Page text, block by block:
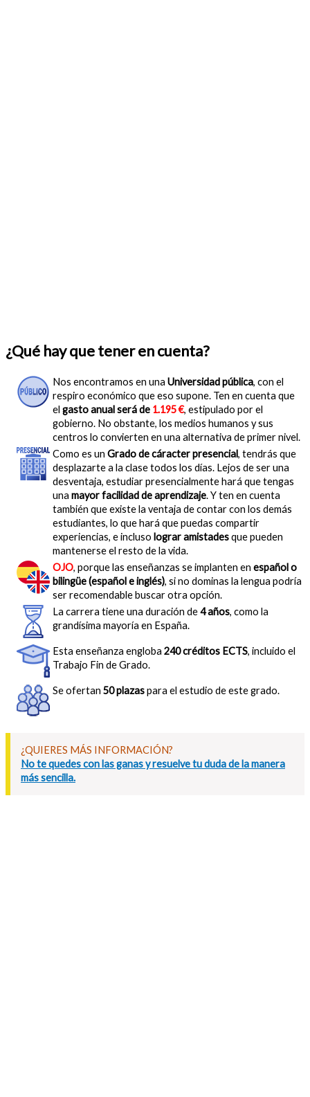
¿Qué hay que tener en cuenta?
Nos encontramos en una Universidad pública, con el
respiro económico que eso supone. Ten en cuenta que
el gasto anual será de 1.195 €, estipulado por el
gobierno. No obstante, los medios humanos y sus
centros lo convierten en una alternativa de primer nivel.
Como es un Grado de cáracter presencial, tendrás que
desplazarte a la clase todos los días. Lejos de ser una
desventaja, estudiar presencialmente hará que tengas
una mayor facilidad de aprendizaje. Y ten en cuenta
también que existe la ventaja de contar con los demás
estudiantes, lo que hará que puedas compartir
experiencias, e incluso lograr amistadesque pueden
mantenerse el resto de la vida.
OJO, porque las enseñanzas se implanten en español o
bilingüe (español e inglés), si no dominas la lengua podría
ser recomendable buscar otra opción.
La carrera tiene una duración de4 años, como la
grandísima mayoría en España.
Esta enseñanza engloba 240 créditos ECTS, incluido el
Trabajo Fin de Grado.
Se ofertan 50 plazaspara el estudio de este grado.
¿QUIERES MÁS INFORMACIÓN?
No te quedes con las ganas y resuelve tu duda de la manera
más sencilla.